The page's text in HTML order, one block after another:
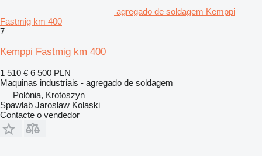
agregado de soldagem Kemppi
Fastmig km 400
7
Kemppi Fastmig km 400
1 510 € 6 500 PLN
Maquinas industriais - agregado de soldagem
Polónia, Krotoszyn
Spawlab Jaroslaw Kolaski
Contacte o vendedor